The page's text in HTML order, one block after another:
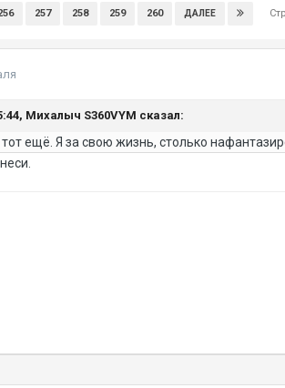
257 258 259 260 ДАЛЕЕ
Михалыч S360VYM сказал:
ещё. Я за свою жизнь, столько